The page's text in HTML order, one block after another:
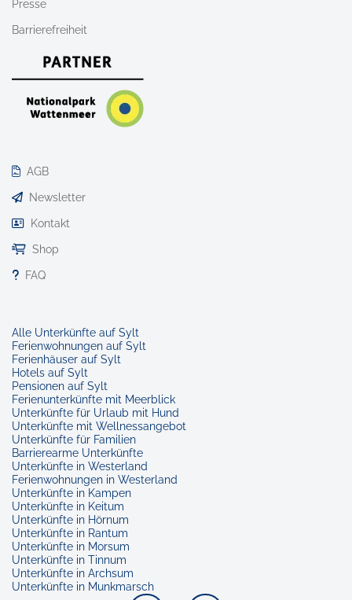
Presse
Barrierefreiheit
AGB
Newsletter
Kontakt
Shop
FAQ
Alle Unterkünfte auf Sylt
Ferienwohnungen auf Sylt
Ferienhäuser auf Sylt
Hotels auf Sylt
Pensionen auf Sylt
Ferienunterkünfte mit Meerblick
Unterkünfte für Urlaub mit Hund
Unterkünfte mit Wellnessangebot
Unterkünfte für Familien
Barrierearme Unterkünfte
Unterkünfte in Westerland
Ferienwohnungen in Westerland
Unterkünfte in Kampen
Unterkünfte in Keitum
Unterkünfte in Hörnum
Unterkünfte in Rantum
Unterkünfte in Morsum
Unterkünfte in Tinnum
Unterkünfte in Archsum
Unterkünfte in Munkmarsch